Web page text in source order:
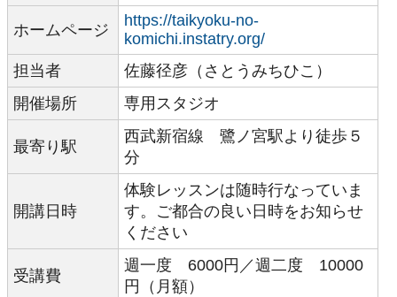
ホームページ
https://taikyoku-no-
komichi.instatry.org/
担当者
佐藤径彦（さとうみちひこ）
開催場所
専用スタジオ
最寄り駅
西武新宿線 鷺ノ宮駅より徒歩５
分
開講日時
体験レッスンは随時行なっていま
す。ご都合の良い日時をお知らせ
ください
受講費
週一度 6000円／週二度 10000
円（月額）